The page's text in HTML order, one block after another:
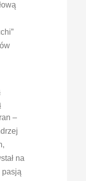
–
na
pasją